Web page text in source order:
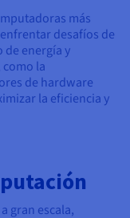
más
desafíos de
energía y
la
de hardware
la eficiencia y
gran escala,